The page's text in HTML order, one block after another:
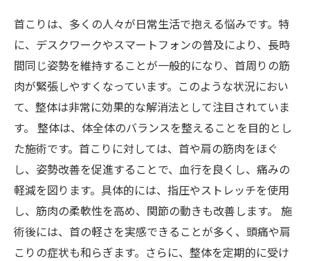
首こりは、多くの人々が日常生活で抱える悩みです。特
に、デスクワークやスマートフォンの普及により、長時
間同じ姿勢を維持することが一般的になり、首周りの筋
肉が緊張しやすくなっています。このような状況におい
て、整体は非常に効果的な解消法として注目されていま
す。 整体は、体全体のバランスを整えることを目的とし
た施術です。首こりに対しては、首や肩の筋肉をほぐ
し、姿勢改善を促進することで、血行を良くし、痛みの
軽減を図ります。具体的には、指圧やストレッチを使用
し、筋肉の柔軟性を高め、関節の動きも改善します。 施
術後には、首の軽さを実感できることが多く、頭痛や肩
こりの症状も和らぎます。さらに、整体を定期的に受け